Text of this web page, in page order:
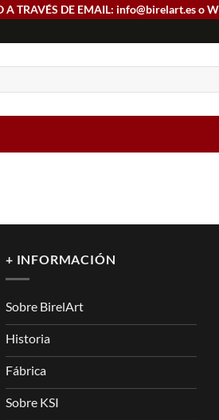
A TRAVÉS DE EMAIL: info@birelart.es o
+ INFORMACIÓN
Sobre BirelArt
Historia
Fábrica
Sobre KSI